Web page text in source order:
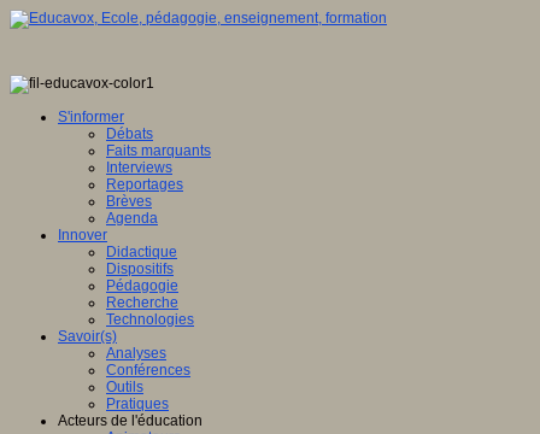
S'informer
Débats
Faits marquants
Interviews
Reportages
Brèves
Agenda
Innover
Didactique
Dispositifs
Pédagogie
Recherche
Technologies
Savoir(s)
Analyses
Conférences
Outils
Pratiques
Acteurs de l'éducation